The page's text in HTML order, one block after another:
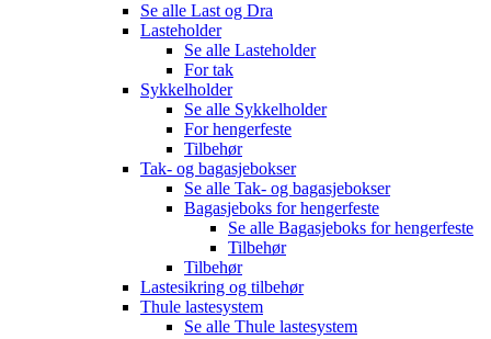
Se alle Last og Dra
Lasteholder
Se alle Lasteholder
For tak
Sykkelholder
Se alle Sykkelholder
For hengerfeste
Tilbehør
Tak- og bagasjebokser
Se alle Tak- og bagasjebokser
Bagasjeboks for hengerfeste
Se alle Bagasjeboks for hengerfeste
Tilbehør
Tilbehør
Lastesikring og tilbehør
Thule lastesystem
Se alle Thule lastesystem